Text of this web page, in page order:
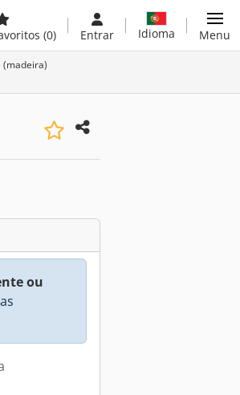
(0) Entrar Idioma Menu
(madeira)
ou